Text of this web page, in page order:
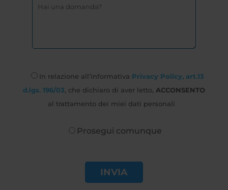
In relazione all’informativa Privacy Policy, art.13
d.lgs. 196/03 , che dichiaro di aver letto, ACCONSENTO
al trattamento dei miei dati personali
Prosegui comunque